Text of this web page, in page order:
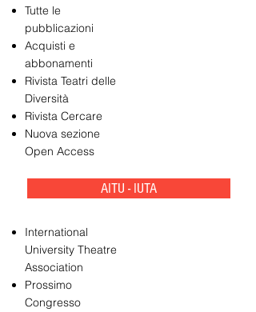
Tutte le
pubblicazioni
Acquisti e
abbonamenti
Rivista Teatri delle
Diversità
Rivista Cercare
Nuova sezione
Open Access
AITU - IUTA
International
University Theatre
Association
Prossimo
Congresso